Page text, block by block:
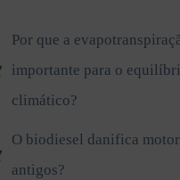
Por que a
importante para o
climático?
O biodiesel danifica
antigos?